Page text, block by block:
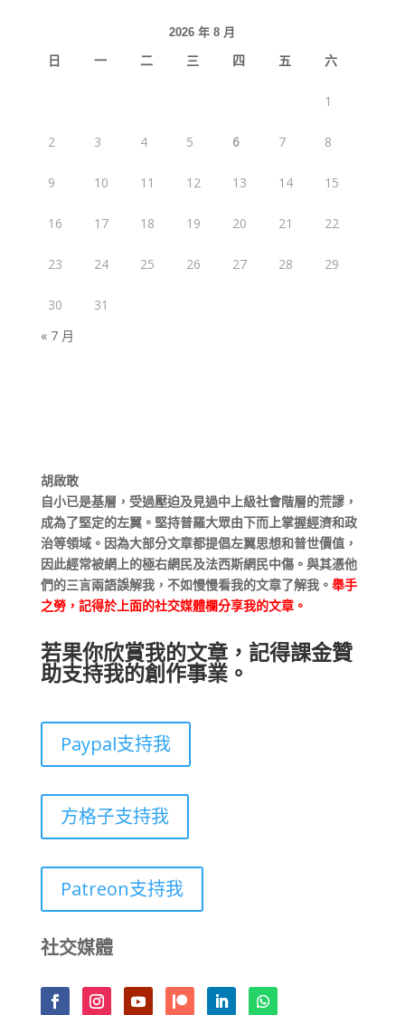
2026 年 8 月
日 一 二 三 四 五 六
1
2 3 4 5 6 7 8
9 10 11 12 13 14 15
16 17 18 19 20 21 22
23 24 25 26 27 28 29
30
31
« 7 月
胡啟敢
自小已是基層，受過壓迫及見過中上級社會階層的荒謬，
成為了堅定的左翼。堅持普羅大眾由下而上掌握經濟和政
治等領域。因為大部分文章都提倡左翼思想和普世價值，
因此經常被網上的極右網民及法西斯網民中傷。與其憑他
們的三言兩語誤解我，不如慢慢看我的文章了解我。 舉手
之勞，記得於上面的社交媒體欄分享我的文章。
若果你欣賞我的文章，記得課金贊
助支持我的創作事業。
Paypal支持我
方格子支持我
Patreon支持我
社交媒體